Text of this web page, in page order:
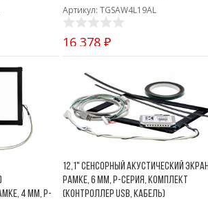
Артикул: TGSAW4L19AL
16 378 ₽
4 мм, P-
12,1" Сенсорный акустический
рамке, 6 мм, P-серия, комплект
(контроллер USB, кабель)